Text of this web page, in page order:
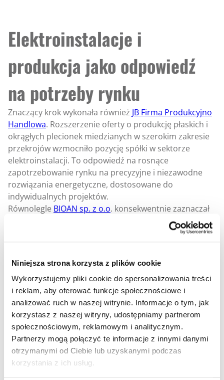
Niniejsza strona korzysta z plików cookie
Wykorzystujemy pliki cookie do spersonalizowania treści
i reklam, aby oferować funkcje społecznościowe i
analizować ruch w naszej witrynie. Informacje o tym, jak
korzystasz z naszej witryny, udostępniamy partnerom
społecznościowym, reklamowym i analitycznym.
Partnerzy mogą połączyć te informacje z innymi danymi
otrzymanymi od Ciebie lub uzyskanymi podczas
korzystania z ich usług.
Elektroinstalacje i
produkcja jako odpowiedź
na potrzeby rynku
Znaczący krok wykonała również JB Firma Produkcyjno
Handlowa. Rozszerzenie oferty o produkcję płaskich i
okrągłych plecionek miedzianych w szerokim zakresie
przekrojów wzmocniło pozycję spółki w sektorze
elektroinstalacji. To odpowiedź na rosnące
zapotrzebowanie rynku na precyzyjne i niezawodne
rozwiązania energetyczne, dostosowane do
indywidualnych projektów.
Równolegle BIOAN sp. z o.o. konsekwentnie zaznaczał
swoją obecność w obszarze odnawialnych źródeł
energii. Udział w konferencjach poświęconych
biogazowi i biometanowi umocnił pozycję spółki w
klasyczną energetyką i nowoczesnymi instalacjami
elektroenergetycznymi.
Technologia i przyszłość
współpracy B2B